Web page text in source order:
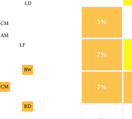
LD
CM
AM
LF
RD
CM
RW
5%
7%
7%